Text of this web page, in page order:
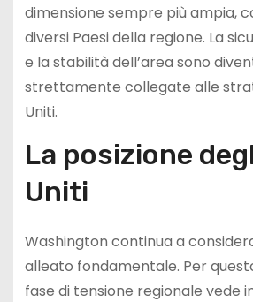
dimensione sempre più ampia,
diversi Paesi della regione. La
e la stabilità dell’area sono
strettamente collegate alle
Uniti.
La posizione
Uniti
Washington continua a
alleato fondamentale. Per
fase di tensione regionale vede